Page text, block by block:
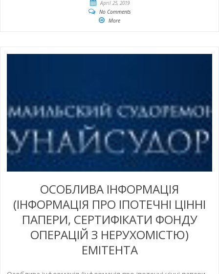
April 25, 2019
No Comments
More
ОСОБЛИВА ІНФОРМАЦІЯ
(ІНФОРМАЦІЯ ПРО ІПОТЕЧНІ ЦІННІ
ПАПЕРИ, СЕРТИФІКАТИ ФОНДУ
ОПЕРАЦІЙ З НЕРУХОМІСТЮ)
ЕМІТЕНТА